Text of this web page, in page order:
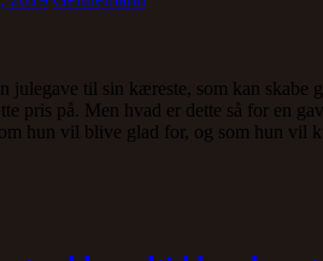
julegave til sin kæreste, som kan
pris på. Men hvad er dette så for en
hun vil blive glad for, og som hun vil